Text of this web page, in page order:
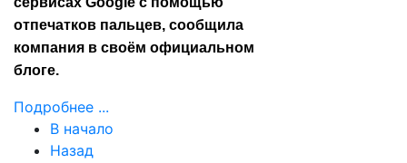
отпечатков пальцев, сообщила
компания в своём официальном
блоге.
Подробнее ...
В начало
Назад